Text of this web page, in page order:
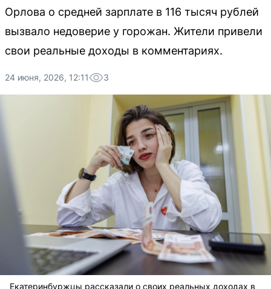
Орлова о средней зарплате в 116 тысяч рублей
вызвало недоверие у горожан. Жители привели
свои реальные доходы в комментариях.
24 июня, 2026, 12:11 3
Екатеринбуржцы рассказали о своих реальных доходах в